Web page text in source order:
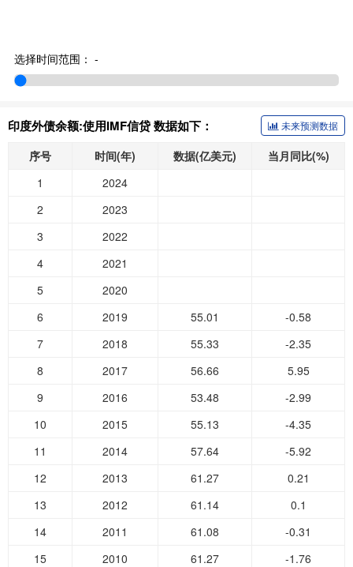
选择时间范围： -
印度外债余额:使用IMF信贷 数据如下： 未来预测数据
序号 时间(年) 数据(亿美元)
当月同比(%)
1
2024
2
2023
3
2022
4
2021
5
2020
6
2019 55.01
-0.58
7
2018 55.33
-2.35
8
2017 56.66
5.95
9
2016 53.48
-2.99
10
2015 55.13
-4.35
11
2014 57.64
-5.92
12
2013 61.27
0.21
13
2012 61.14
0.1
14
2011 61.08
-0.31
15
2010 61.27
-1.76